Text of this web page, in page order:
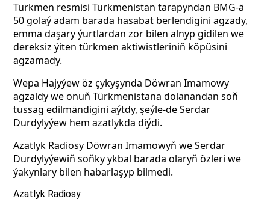
Türkmen resmisi Türkmenistan tarapyndan BMG-ä
50 golaý adam barada hasabat berlendigini agzady,
emma daşary ýurtlardan zor bilen alnyp gidilen we
dereksiz ýiten türkmen aktiwistleriniň köpüsini
agzamady.
Wepa Hajyýew öz çykyşynda Döwran Imamowy
agzaldy we onuň Türkmenistana dolanandan soň
tussag edilmändigini aýtdy, şeýle-de Serdar
Durdylyýew hem azatlykda diýdi.
Azatlyk Radiosy Döwran Imamowyň we Serdar
Durdylyýewiň soňky ykbal barada olaryň özleri we
ýakynlary bilen habarlaşyp bilmedi.
Azatlyk Radiosy